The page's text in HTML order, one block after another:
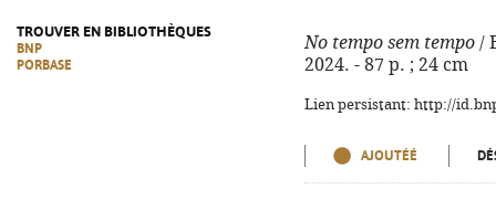
TROUVER EN BIBLIOTHÈQUES
BNP
PORBASE
No tempo sem tempo /
2024. - 87 p. ; 24 cm
Lien persistant: http://
AJOUTÉÉ